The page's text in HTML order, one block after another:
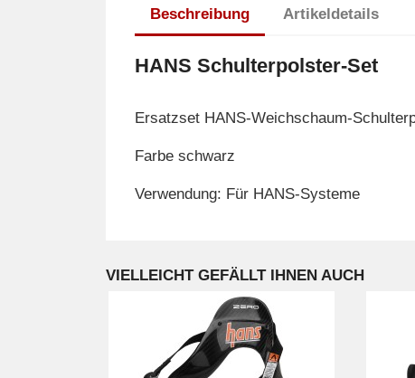
Beschreibung Artikeldetails
HANS Schulterpolster-Set
Ersatzset HANS-Weichschaum-
Farbe schwarz
Verwendung: Für HANS-Systeme
VIELLEICHT GEFÄLLT IHNEN AUCH